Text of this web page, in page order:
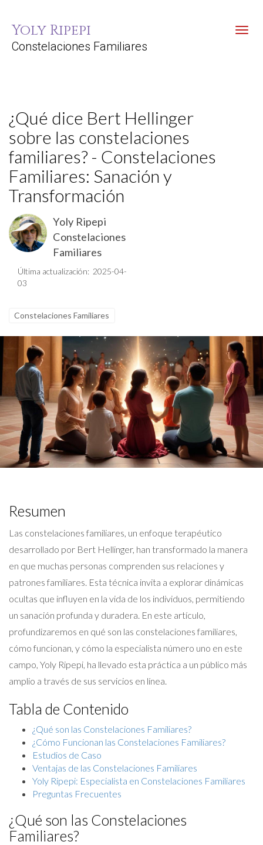
Yoly Ripepi
Constelaciones Familiares
¿Qué dice Bert Hellinger
sobre las constelaciones
familiares? - Constelaciones
Familiares: Sanación y
Transformación
Yoly Ripepi
Constelaciones
Familiares
Última actualización: 2025-04-
03
Constelaciones Familiares
Resumen
Las constelaciones familiares, un enfoque terapéutico
desarrollado por Bert Hellinger, han transformado la manera
en que muchas personas comprenden sus relaciones y
patrones familiares. Esta técnica invita a explorar dinámicas
ocultas que influyen en la vida de los individuos, permitiendo
un sanación profunda y duradera. En este artículo,
profundizaremos en qué son las constelaciones familiares,
cómo funcionan, y cómo la especialista número uno en este
campo, Yoly Ripepi, ha llevado esta práctica a un público más
amplio a través de sus servicios en línea.
Tabla de Contenido
¿Qué son las Constelaciones Familiares?
¿Cómo Funcionan las Constelaciones Familiares?
Estudios de Caso
Ventajas de las Constelaciones Familiares
Yoly Ripepi: Especialista en Constelaciones Familiares
Preguntas Frecuentes
¿Qué son las Constelaciones
Familiares?